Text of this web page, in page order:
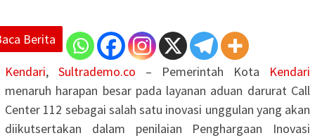
Berita
Kendari, Sultrademo.co – Pemerintah Kota Kendari
menaruh harapan besar pada layanan aduan darurat Call
Center 112 sebagai salah satu inovasi unggulan yang akan
diikutsertakan dalam penilaian Penghargaan Inovasi